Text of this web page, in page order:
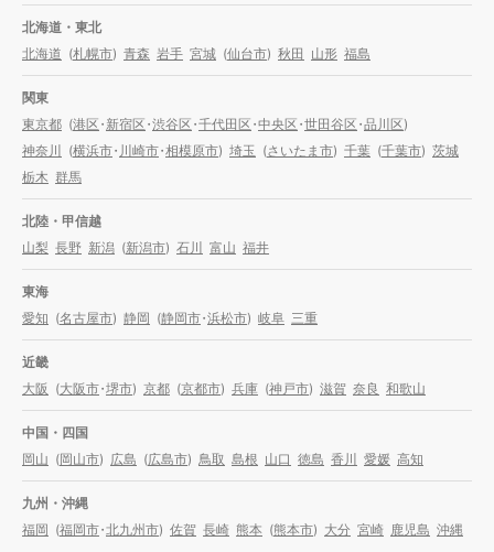
北海道・東北
北海道 (札幌市) 青森 岩手 宮城 (仙台市) 秋田 山形 福島
関東
東京都 (港区・新宿区・渋谷区・千代田区・中央区・世田谷区・品川区)
神奈川
(横浜市・ 川崎市・相模原市) 埼玉 (さいたま市) 千葉 (千葉市) 茨城
栃木 群馬
北陸・甲信越
山梨 長野 新潟 (新潟市) 石川 富山 福井
東海
愛知 (名古屋市) 静岡 (静岡市・浜松市) 岐阜 三重
近畿
大阪 (大阪市・堺市) 京都 (京都市) 兵庫 (神戸市) 滋賀 奈良 和歌山
中国・四国
岡山 (岡山市) 広島 (広島市) 鳥取 島根 山口 徳島 香川 愛媛 高知
九州・沖縄
福岡 (福岡市・北九州市) 佐賀 長崎 熊本 (熊本市) 大分 宮崎 鹿児島 沖縄